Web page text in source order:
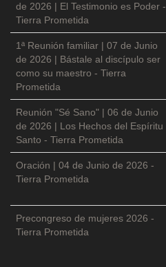
de 2026 | El Testimonio es Poder -
Tierra Prometida
1ª Reunión familiar | 07 de Junio
de 2026 | Bástale al discípulo ser
como su maestro - Tierra
Prometida
Reunión "Sé Sano" | 06 de Junio
de 2026 | Los Hechos del Espíritu
Santo - Tierra Prometida
Oración | 04 de Junio de 2026 -
Tierra Prometida
Precongreso de mujeres 2026 -
Tierra Prometida